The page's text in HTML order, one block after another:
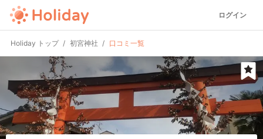
ログイン
Holiday トップ 初宮神社 口コミ一覧